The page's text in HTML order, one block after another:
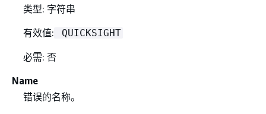
类型: 字符串
有效值:
QUICKSIGHT
必需: 否
Name
错误的名称。